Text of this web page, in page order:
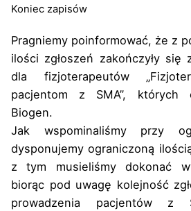
Koniec zapisów
Pragniemy poinformować, że z
ilości zgłoszeń zakończyły się
dla fizjoterapeutów
pacjentom z SMA”, których
Biogen.
Jak wspominaliśmy przy
dysponujemy ograniczoną
z tym musieliśmy dokonać
biorąc pod uwagę kolejność
prowadzenia pacjentów z